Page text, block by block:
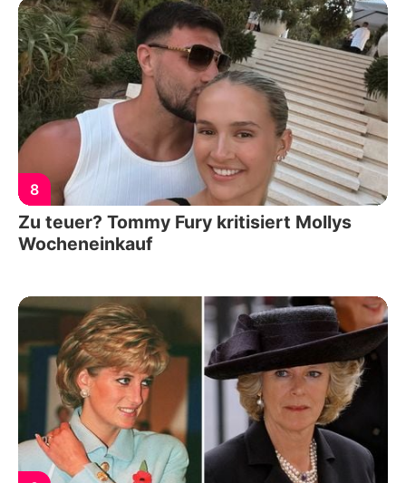
8
Zu teuer? Tommy Fury kritisiert Mollys
Wocheneinkauf